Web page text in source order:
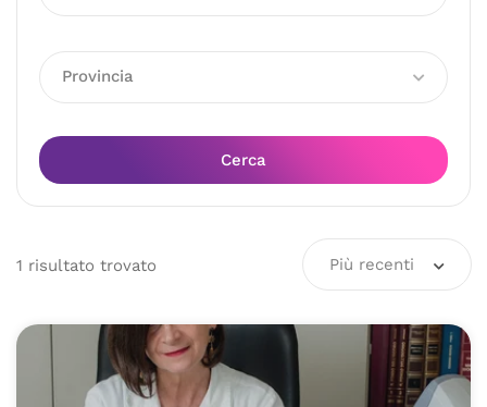
Provincia
Cerca
1 risultato trovato Più recenti